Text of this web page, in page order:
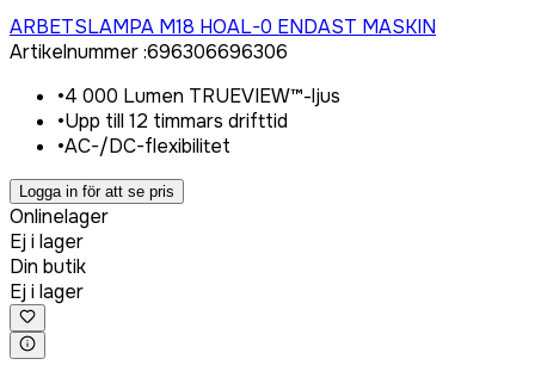
ARBETSLAMPA M18 HOAL-0 ENDAST MASKIN
Artikelnummer:696306696306
•4 000 Lumen TRUEVIEW™-ljus
•Upp till 12 timmars drifttid
•AC-/DC-flexibilitet
Logga in för att se pris
Onlinelager
Ej i lager
Din butik
Ej i lager